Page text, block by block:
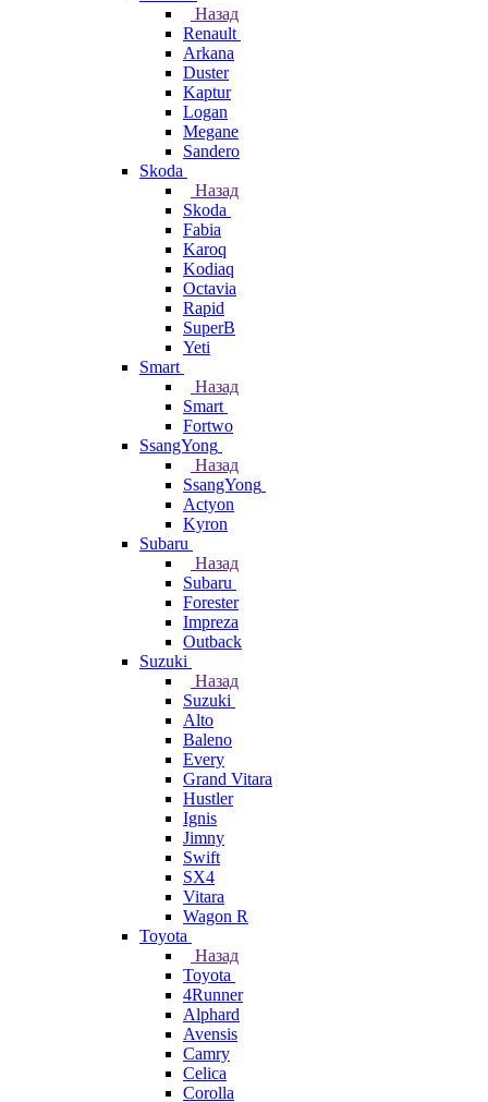
Назад
Renault
Arkana
Duster
Kaptur
Logan
Megane
Sandero
Skoda
Назад
Skoda
Fabia
Karoq
Kodiaq
Octavia
Rapid
SuperB
Yeti
Smart
Назад
Smart
Fortwo
SsangYong
Назад
SsangYong
Actyon
Kyron
Subaru
Назад
Subaru
Forester
Impreza
Outback
Suzuki
Назад
Suzuki
Alto
Baleno
Every
Grand Vitara
Hustler
Ignis
Jimny
Swift
SX4
Vitara
Wagon R
Toyota
Назад
Toyota
4Runner
Alphard
Avensis
Camry
Celica
Corolla